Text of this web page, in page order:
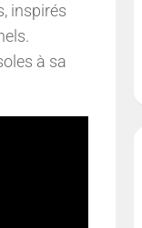
inspirés
à sa